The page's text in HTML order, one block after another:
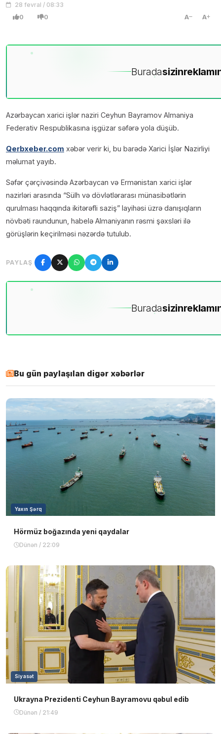
28 fevral / 08:33
0 0 A A
Buradasizin
Azərbaycan xarici işlər naziri Ceyhun Bayramov Almaniya
Federativ Respublikasına işgüzar səfərə yola düşüb.
Qerbxeber.com xəbər verir ki, bu barədə Xarici İşlər Nazirliyi
məlumat yayıb.
Səfər çərçivəsində Azərbaycan və Ermənistan xarici işlər
nazirləri arasında “Sülh və dövlətlərarası münasibətlərin
qurulması haqqında ikitərəfli saziş” layihəsi üzrə danışıqların
növbəti raundunun, habelə Almaniyanın rəsmi şəxsləri ilə
görüşlərin keçirilməsi nəzərdə tutulub.
PAYLAŞ
Buradasizin
Bu gün paylaşılan digər xəbərlər
Yaxın Şərq
Hörmüz boğazında yeni qaydalar
Dünən / 22:09
Siyasət
Ukrayna Prezidenti Ceyhun Bayramovu qəbul edib
Dünən / 21:49